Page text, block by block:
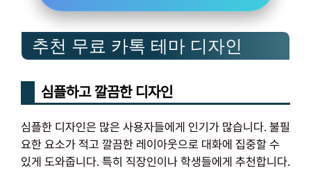
추천 무료 카톡 테마 디자인
심플하고 깔끔한 디자인
심플한 디자인은 많은 사용자들에게 인기가 많습니다. 불필
요한 요소가 적고 깔끔한 레이아웃으로 대화에 집중할 수
있게 도와줍니다. 특히 직장인이나 학생들에게 추천합니다.